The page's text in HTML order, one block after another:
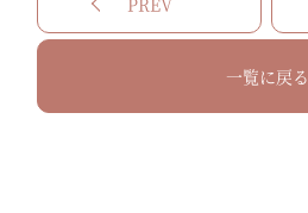
一覧に戻る